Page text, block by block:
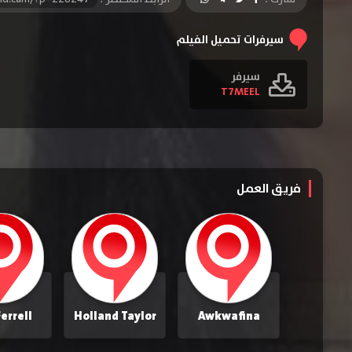
سيرفرات تحميل الفيلم
سيرفر
T7MEEL
فريق العمل
Awkwafina
Holland Taylor